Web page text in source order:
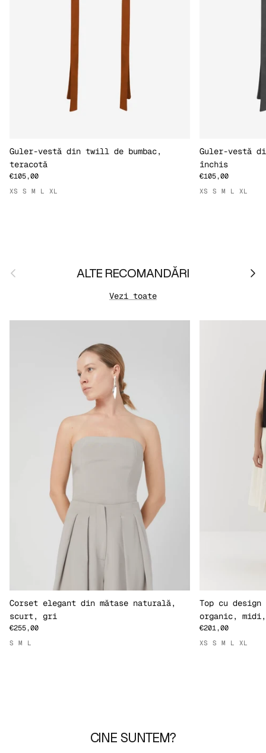
Guler-vestă din twill de bumbac,
teracotă
€105,00
XS S M L XL
Guler-vestă
închis
€105,00
XS S M L XL
Anterior ALTE RECOMANDĂRI
Vezi toate
Corset elegant din mătase naturală,
scurt, gri
€255,00
S M L
Top cu design
organic,
€201,00
XS S M L XL
CINE SUNTEM?